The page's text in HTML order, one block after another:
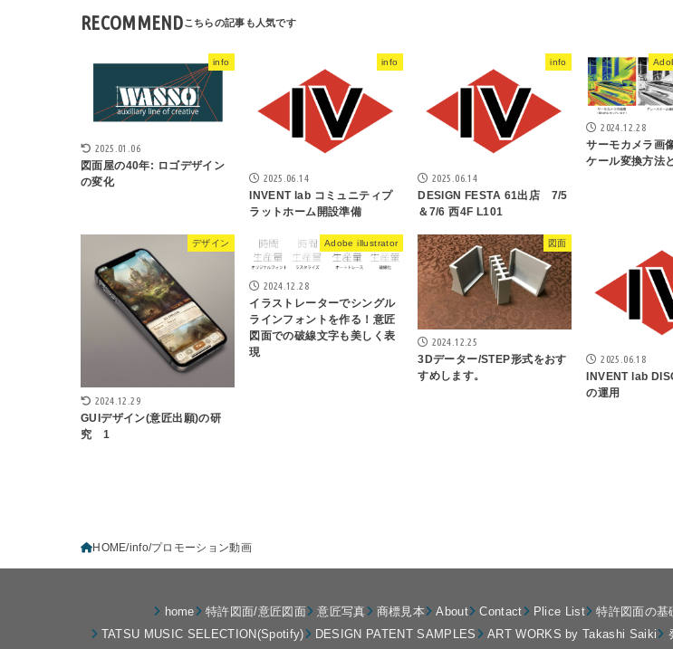
RECOMMEND
info
2025.01.06
図面屋の40年: ロゴデザイン
の変化
info
2025.06.14
INVENT lab コミュニティプ
ラットホーム開設準備
info
2025.06.14
DESIGN FESTA 61出店 7/5
＆7/6 西4F L101
2024.12.28
サーモカメラ画
ケール変換方法
デザイン
2024.12.29
GUIデザイン(意匠出願)の研
究 1
Adobe illustrator
2024.12.28
イラストレーターでシングル
ラインフォントを作る！意匠
図面での破線文字も美しく表
現
図面
2024.12.25
3Dデーター/STEP形式をおす
すめします。
2025.06.18
INVENT lab
の運用
HOME info プロモーション動画
home 特許図面/意匠図面 意匠写真 商標見本 About Contact Plice List 特許図面の基
TATSU MUSIC SELECTION(Spotify)
DESIGN PATENT SAMPLES ART WORKS by Takashi Saiki